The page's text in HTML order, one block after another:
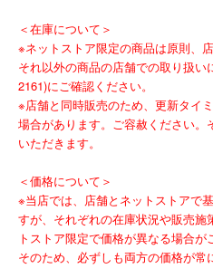
＜在庫について＞
※ネットストア限定の商品は原則、
それ以外の商品の店舗での取り扱
2161)にご確認ください。
※店舗と同時販売のため、更新タイ
場合があります。ご容赦ください
いただきます。
＜価格について＞
※当店では、店舗とネットストアで
すが、それぞれの在庫状況や販売施
トストア限定で価格が異なる場合が
そのため、必ずしも両方の価格が常